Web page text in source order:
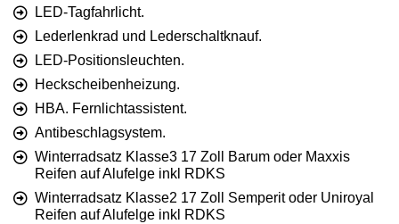
LED-Tagfahrlicht.
Lederlenkrad und Lederschaltknauf.
LED-Positionsleuchten.
Heckscheibenheizung.
HBA. Fernlichtassistent.
Antibeschlagsystem.
Winterradsatz Klasse3 17 Zoll Barum oder Maxxis
Reifen auf Alufelge inkl RDKS
Winterradsatz Klasse2 17 Zoll Semperit oder Uniroyal
Reifen auf Alufelge inkl RDKS